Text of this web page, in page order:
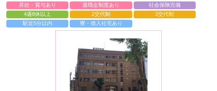
昇給・賞与あり 退職金制度あり
社会保険完備
4週8休以上
2交代制
3交代制
駅近5分以内
寮・借入社宅あり